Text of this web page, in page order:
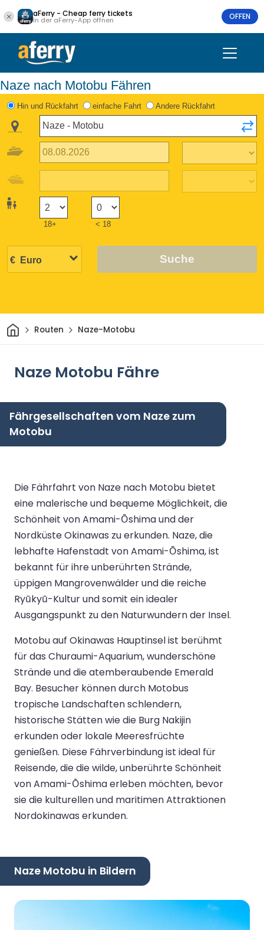
aFerry - Cheap ferry tickets
In der aFerry-App öffnen OFFEN
Naze nach Motobu Fähren
Hin und Rückfahrt einfache Fahrt Andere Rückfahrt
18+ < 18
Suche
HeimRouten Naze-Motobu
Naze Motobu Fähre
Fährgesellschaften vom Naze zum
Motobu
Die Fährfahrt von Naze nach Motobu bietet
eine malerische und bequeme Möglichkeit, die
Schönheit von Amami-Ōshima und der
Nordküste Okinawas zu erkunden. Naze, die
lebhafte Hafenstadt von Amami-Ōshima, ist
bekannt für ihre unberührten Strände,
üppigen Mangrovenwälder und die reiche
Ryūkyū-Kultur und somit ein idealer
Ausgangspunkt zu den Naturwundern der Insel.
Motobu auf Okinawas Hauptinsel ist berühmt
für das Churaumi-Aquarium, wunderschöne
Strände und die atemberaubende Emerald
Bay. Besucher können durch Motobus
tropische Landschaften schlendern,
historische Stätten wie die Burg Nakijin
erkunden oder lokale Meeresfrüchte
genießen. Diese Fährverbindung ist ideal für
Reisende, die die wilde, unberührte Schönheit
von Amami-Ōshima erleben möchten, bevor
sie die kulturellen und maritimen Attraktionen
Nordokinawas erkunden.
Naze Motobu in Bildern